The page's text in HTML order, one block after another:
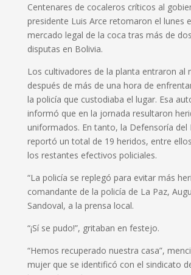
Centenares de cocaleros críticos al
presidente Luis Arce retomaron el lunes
mercado legal de la coca tras más de
disputas en Bolivia.
Los cultivadores de la planta entraron al
después de más de una hora de
la policía que custodiaba el lugar. Esa
informó que en la jornada resultaron
uniformados. En tanto, la Defensoría del
reportó un total de 19 heridos, entre
los restantes efectivos policiales.
“La policía se replegó para evitar más
comandante de la policía de La Paz,
Sandoval, a la prensa local.
“¡Sí se pudo!”, gritaban en festejo.
“Hemos recuperado nuestra casa”,
mujer que se identificó con el sindicato